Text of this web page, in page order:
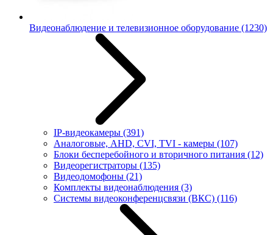
Видеонаблюдение и телевизионное оборудование (1230)
IP-видеокамеры (391)
Аналоговые, AHD, CVI, TVI - камеры (107)
Блоки бесперебойного и вторичного питания (12)
Видеорегистраторы (135)
Видеодомофоны (21)
Комплекты видеонаблюдения (3)
Системы видеоконференцсвязи (ВКС) (116)